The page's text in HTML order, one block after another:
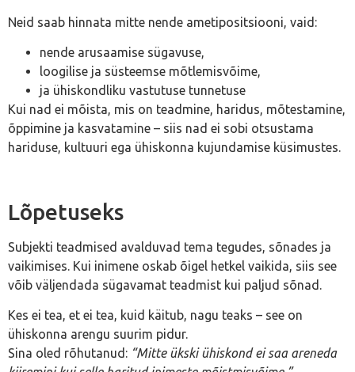
Neid saab hinnata mitte nende ametipositsiooni, vaid:
nende arusaamise sügavuse,
loogilise ja süsteemse mõtlemisvõime,
ja ühiskondliku vastutuse tunnetuse
Kui nad ei mõista, mis on teadmine, haridus, mõtestamine,
õppimine ja kasvatamine – siis nad ei sobi otsustama
hariduse, kultuuri ega ühiskonna kujundamise küsimustes.
Lõpetuseks
Subjekti teadmised avalduvad tema tegudes, sõnades ja
vaikimises. Kui inimene oskab õigel hetkel vaikida, siis see
võib väljendada sügavamat teadmist kui paljud sõnad.
Kes ei tea, et ei tea, kuid käitub, nagu teaks – see on
ühiskonna arengu suurim pidur.
Sina oled rõhutanud: “Mitte ükski ühiskond ei saa areneda